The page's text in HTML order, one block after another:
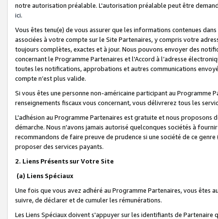
notre autorisation préalable. L'autorisation préalable peut être
ici.
Vous êtes tenu(e) de vous assurer que les informations contenues
associées à votre compte sur le Site Partenaires, y compris votre
toujours complètes, exactes et à jour. Nous pouvons envoyer des
concernant le Programme Partenaires et l'Accord à l’adresse
toutes les notifications, approbations et autres communications
compte n’est plus valide.
Si vous êtes une personne non-américaine participant au
renseignements fiscaux vous concernant, vous délivrerez tous les
L'adhésion au Programme Partenaires est gratuite et nous proposons
démarche. Nous n'avons jamais autorisé quelconques sociétés à
recommandons de faire preuve de prudence si une société de ce
proposer des services payants.
2. Liens Présents sur Votre Site
(a) Liens Spéciaux
Une fois que vous avez adhéré au Programme Partenaires, vous êtes
suivre, de déclarer et de cumuler les rémunérations.
Les Liens Spéciaux doivent s'appuyer sur les identifiants de Partenaire